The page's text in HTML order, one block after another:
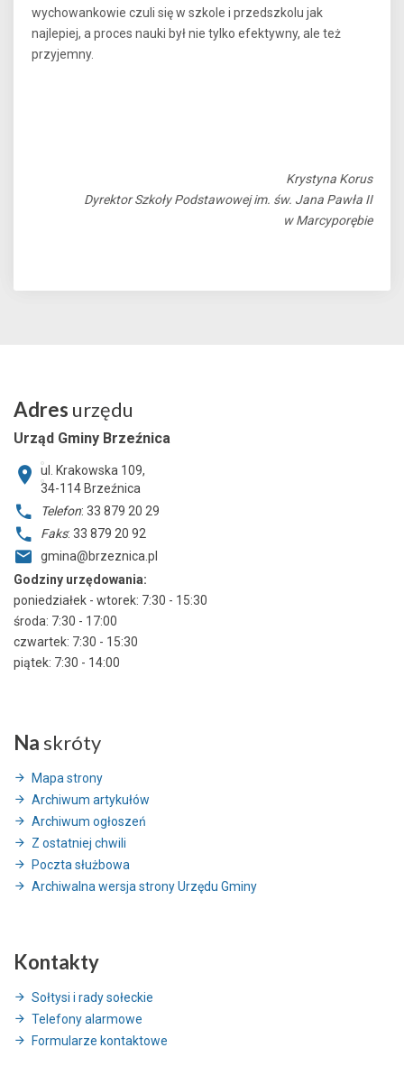
wychowankowie czuli się w szkole i przedszkolu jak
najlepiej, a proces nauki był nie tylko efektywny, ale też
przyjemny.
Krystyna Korus
Dyrektor Szkoły Podstawowej im. św. Jana Pawła II
w Marcyporębie
Adres urzędu
Urząd Gminy Brzeźnica
ul. Krakowska 109,
34-114 Brzeźnica
Telefon: 33 879 20 29
Faks: 33 879 20 92
gmina@brzeznica.pl
Godziny urzędowania:
poniedziałek - wtorek: 7:30 - 15:30
środa: 7:30 - 17:00
czwartek: 7:30 - 15:30
piątek: 7:30 - 14:00
Na skróty
Mapa strony
Archiwum artykułów
Archiwum ogłoszeń
Z ostatniej chwili
Poczta służbowa
Archiwalna wersja strony Urzędu Gminy
Kontakty
Sołtysi i rady sołeckie
Telefony alarmowe
Formularze kontaktowe